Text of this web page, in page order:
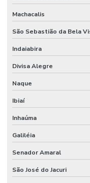
Machacalis
São Sebastião da Bela
Indaiabira
Divisa Alegre
Naque
Ibiaí
Inhaúma
Galiléia
Senador Amaral
São José do Jacuri